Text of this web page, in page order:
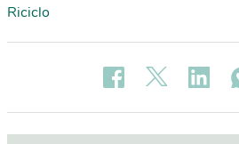
Riciclo